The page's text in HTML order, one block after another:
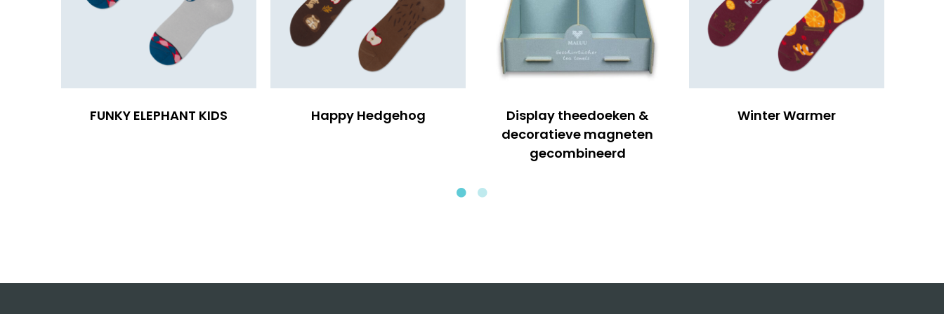
FUNKY ELEPHANT KIDS Happy Hedgehog
Display theedoeken &
decoratieve magneten
gecombineerd
Winter Warmer